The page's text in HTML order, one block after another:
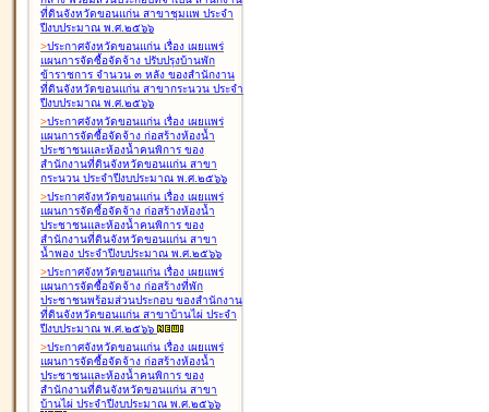
ที่ดินจังหวัดขอนแก่น สาขาชุมแพ ประจำ
ปีงบประมาณ พ.ศ.๒๕๖๖
>ประกาศจังหวัดขอนแก่น เรื่อง เผยแพร่
แผนการจัดซื้อจัดจ้าง ปรับปรุงบ้านพัก
ข้าราชการ จำนวน ๓ หลัง ของสำนักงาน
ที่ดินจังหวัดขอนแก่น สาขากระนวน ประจำ
ปีงบประมาณ พ.ศ.๒๕๖๖
>ประกาศจังหวัดขอนแก่น เรื่อง เผยแพร่
แผนการจัดซื้อจัดจ้าง ก่อสร้างห้องน้ำ
ประชาชนและห้องน้ำคนพิการ ของ
สำนักงานที่ดินจังหวัดขอนแก่น สาขา
กระนวน ประจำปีงบประมาณ พ.ศ.๒๕๖๖
>ประกาศจังหวัดขอนแก่น เรื่อง เผยแพร่
แผนการจัดซื้อจัดจ้าง ก่อสร้างห้องน้ำ
ประชาชนและห้องน้ำคนพิการ ของ
สำนักงานที่ดินจังหวัดขอนแก่น สาขา
น้ำพอง ประจำปีงบประมาณ พ.ศ.๒๕๖๖
>ประกาศจังหวัดขอนแก่น เรื่อง เผยแพร่
แผนการจัดซื้อจัดจ้าง ก่อสร้างที่พัก
ประชาชนพร้อมส่วนประกอบ ของสำนักงาน
ที่ดินจังหวัดขอนแก่น สาขาบ้านไผ่ ประจำ
ปีงบประมาณ พ.ศ.๒๕๖๖
>ประกาศจังหวัดขอนแก่น เรื่อง เผยแพร่
แผนการจัดซื้อจัดจ้าง ก่อสร้างห้องน้ำ
ประชาชนและห้องน้ำคนพิการ ของ
สำนักงานที่ดินจังหวัดขอนแก่น สาขา
บ้านไผ่ ประจำปีงบประมาณ พ.ศ.๒๕๖๖